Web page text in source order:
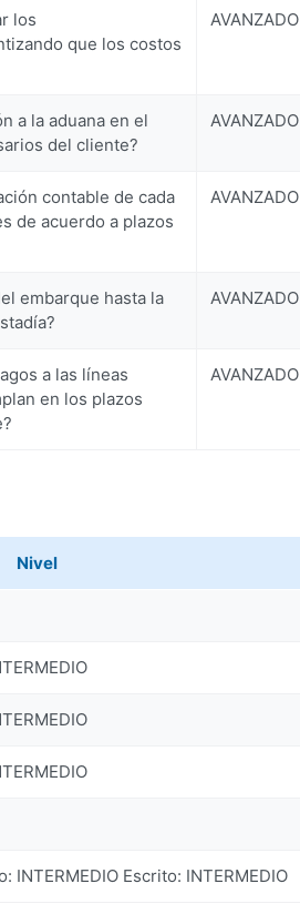
los
que los costos
AVANZADO
a la aduana en el
del cliente?
AVANZADO
contable de cada
de acuerdo a plazos
AVANZADO
embarque hasta la
AVANZADO
a las líneas
en los plazos
AVANZADO
Nivel
INTERMEDIO Escrito: INTERMEDIO